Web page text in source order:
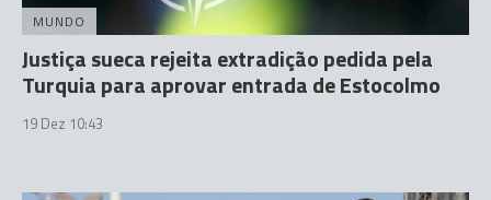
MUNDO
Justiça sueca rejeita extradição pedida pela
Turquia para aprovar entrada de Estocolmo
19 Dez 10:43